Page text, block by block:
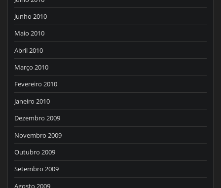
Junho 2010
Maio 2010
Abril 2010
Março 2010
Fevereiro 2010
Janeiro 2010
Dezembro 2009
Novembro 2009
Outubro 2009
Setembro 2009
Agosto 2009